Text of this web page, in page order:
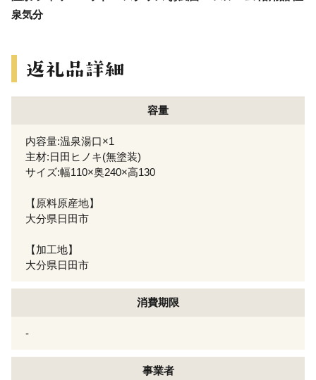
泉気分
容量
内容量:温泉湯口×1
主材:日田ヒノキ(無塗装)
サイズ:幅110×奥240×高130
【原料原産地】
大分県日田市
【加工地】
大分県日田市
消費期限
-
事業者